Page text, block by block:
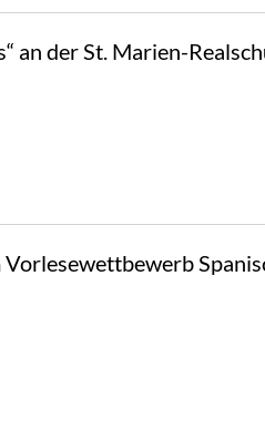
an der St. Marien-